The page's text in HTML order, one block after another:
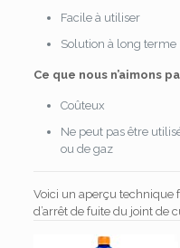
Facile à utiliser
Solution à long terme
Ce que nous n’aimons
Coûteux
Ne peut pas être
ou de gaz
Voici un aperçu technique
d’arrêt de fuite du joint de